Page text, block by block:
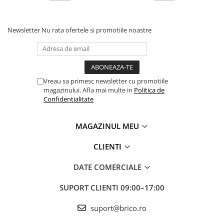
Mobila dormitor
Mese toaleta si oglinzi
Camera copilului
Newsletter Nu rata ofertele si promotiile noastre
Vreau sa primesc newsletter cu promotiile
magazinului. Afla mai multe in Politica de
Confidentialitate
MAGAZINUL MEU
CLIENTI
DATE COMERCIALE
SUPORT CLIENTI 09:00–17:00
suport@brico.ro